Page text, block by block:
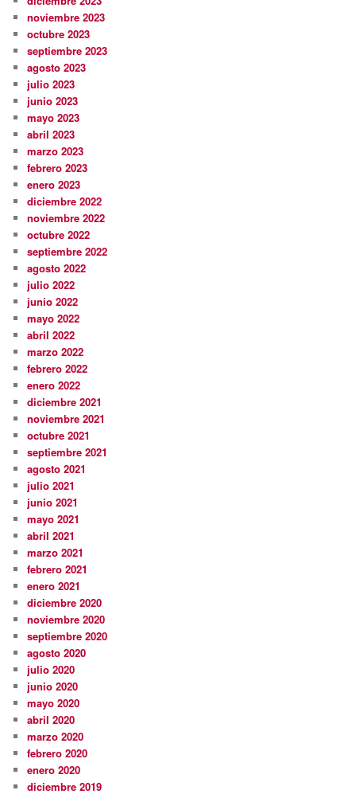
noviembre 2023
octubre 2023
septiembre 2023
agosto 2023
julio 2023
junio 2023
mayo 2023
abril 2023
marzo 2023
febrero 2023
enero 2023
diciembre 2022
noviembre 2022
octubre 2022
septiembre 2022
agosto 2022
julio 2022
junio 2022
mayo 2022
abril 2022
marzo 2022
febrero 2022
enero 2022
diciembre 2021
noviembre 2021
octubre 2021
septiembre 2021
agosto 2021
julio 2021
junio 2021
mayo 2021
abril 2021
marzo 2021
febrero 2021
enero 2021
diciembre 2020
noviembre 2020
septiembre 2020
agosto 2020
julio 2020
junio 2020
mayo 2020
abril 2020
marzo 2020
febrero 2020
enero 2020
diciembre 2019